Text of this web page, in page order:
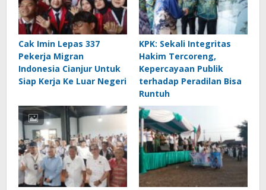
Cak Imin Lepas 337
Pekerja Migran
Indonesia Cianjur Untuk
Siap Kerja Ke Luar Negeri
KPK: Sekali Integritas
Hakim Tercoreng,
Kepercayaan Publik
terhadap Peradilan Bisa
Runtuh